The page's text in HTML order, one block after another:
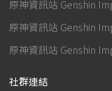
原神資訊站 Genshin
原神資訊站 Genshin
原神資訊站 Genshin
社群連結